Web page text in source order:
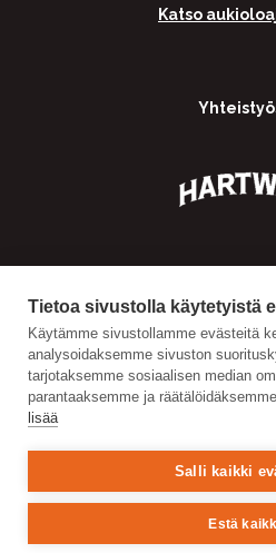
Tietoa sivustolla käytetyistä
Käytämme sivustollamme evästeitä
analysoidaksemme sivuston
tarjotaksemme sosiaalisen median
parantaaksemme ja
lisää
Salli kaikki
Estä
Katso